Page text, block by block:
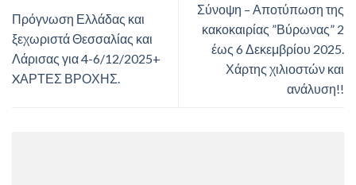
Πρόγνωση Ελλάδας και
ξεχωριστά Θεσσαλίας και
Λάρισας για 4-6/12/2025+
XΑΡΤΕΣ ΒΡΟΧΗΣ.
Σύνοψη – Αποτύπωση της
κακοκαιρίας ”Βύρωνας” 2
έως 6 Δεκεμβρίου 2025.
Χάρτης χιλιοστών και
ανάλυση!!